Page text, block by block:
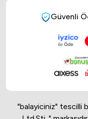
Güvenli
"balayiciniz" tescilli